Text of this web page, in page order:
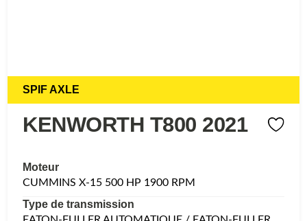
SPIF AXLE
KENWORTH T800 2021
Moteur
CUMMINS X-15 500 HP 1900 RPM
Type de transmission